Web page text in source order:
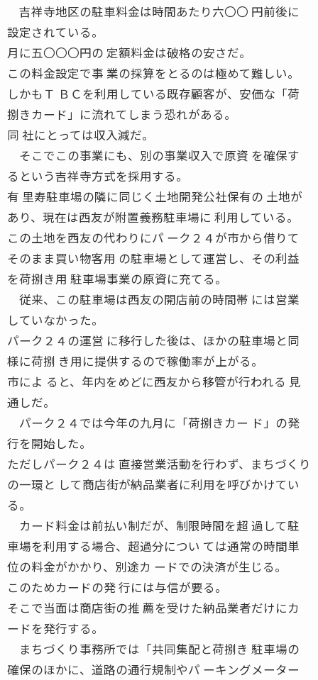
吉祥寺地区の駐車料金は時間あたり六〇〇 円前後に
設定されている。
月に五〇〇〇円の 定額料金は破格の安さだ。
この料金設定で事 業の採算をとるのは極めて難しい。
しかもＴ ＢＣを利用している既存顧客が、安価な「荷
捌きカード」に流れてしまう恐れがある。
同 社にとっては収入減だ。
そこでこの事業にも、別の事業収入で原資 を確保す
るという吉祥寺方式を採用する。
有 里寿駐車場の隣に同じく土地開発公社保有の 土地が
あり、現在は西友が附置義務駐車場に 利用している。
この土地を西友の代わりにパ ーク２４が市から借りて
そのまま買い物客用 の駐車場として運営し、その利益
を荷捌き用 駐車場事業の原資に充てる。
従来、この駐車場は西友の開店前の時間帯 には営業
していなかった。
パーク２４の運営 に移行した後は、ほかの駐車場と同
様に荷捌 き用に提供するので稼働率が上がる。
市によ ると、年内をめどに西友から移管が行われる 見
通しだ。
パーク２４では今年の九月に「荷捌きカー ド」の発
行を開始した。
ただしパーク２４は 直接営業活動を行わず、まちづくり
の一環と して商店街が納品業者に利用を呼びかけてい
る。
カード料金は前払い制だが、制限時間を超 過して駐
車場を利用する場合、超過分につい ては通常の時間単
位の料金がかかり、別途カ ードでの決済が生じる。
このためカードの発 行には与信が要る。
そこで当面は商店街の推 薦を受けた納品業者だけにカ
ードを発行する。
まちづくり事務所では「共同集配と荷捌き 駐車場の
確保のほかに、道路の通行規制やパ ーキングメーター